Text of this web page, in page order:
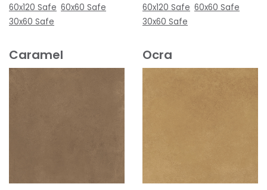
60x120 Safe 60x60 Safe
30x60 Safe
60x120 Safe 60x60 Safe
30x60 Safe
Caramel Ocra